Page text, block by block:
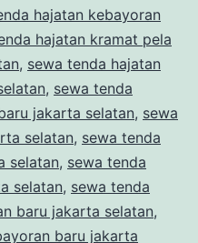
hajatan kebayoran
hajatan kramat pela
, sewa tenda hajatan
, sewa tenda
jakarta selatan, sewa
selatan, sewa tenda
selatan, sewa tenda
selatan, sewa tenda
baru jakarta selatan,
baru jakarta